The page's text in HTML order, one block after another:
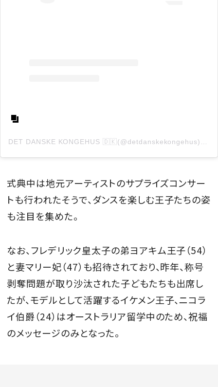
DET DANSKE KONGEHUS 🇩🇰(@detdanskekongehus)がシェアした投稿
式典中は地元アーティストのサプライズコンサー
トも行われたそうで、ダンスを楽しむ王子たちの姿
も注目を集めた。
なお、フレデリック皇太子の弟ヨアキム王子（54）
と妻マリー妃（47）も招待されており、昨年、称号
剥奪問題が取り沙汰された子どもたちも出席し
たが、モデルとして活躍するイケメン王子、ニコラ
イ伯爵（24）はオーストラリア留学中のため、祝福
のメッセージのみとなった。